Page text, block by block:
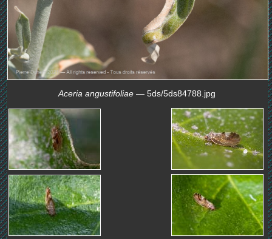
Aceria angustifoliae — 5ds/5ds84788.jpg